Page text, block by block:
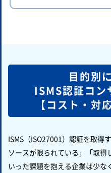
目的別
ISMS認証コン
【コスト・対
ISMS（ISO27001）認証を取得
ソースが限られている」「取得
いった課題を抱える企業は少な